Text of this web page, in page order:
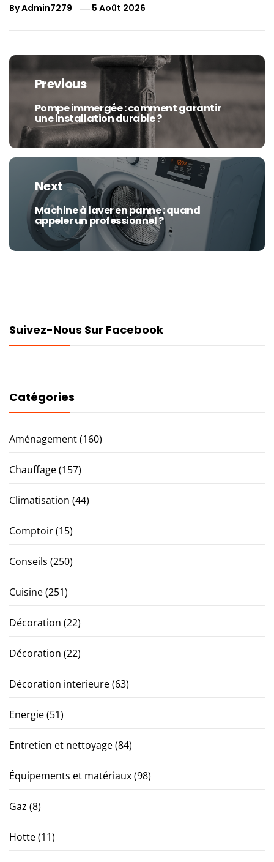
ByAdmin7279 5 Août 2026
Navigation
de
l’article
Previous
Previous
post:
Pompe immergée : comment garantir
une installation durable ?
Next
Next
post:
Machine à laver en panne : quand
appeler un professionnel ?
Suivez-Nous Sur Facebook
Catégories
Aménagement(160)
Chauffage(157)
Climatisation (44)
Comptoir(15)
Conseils (250)
Cuisine(251)
Décoration (22)
Décoration (22)
Décoration interieure(63)
Energie(51)
Entretien et nettoyage(84)
Équipements et matériaux(98)
Gaz (8)
Hotte(11)